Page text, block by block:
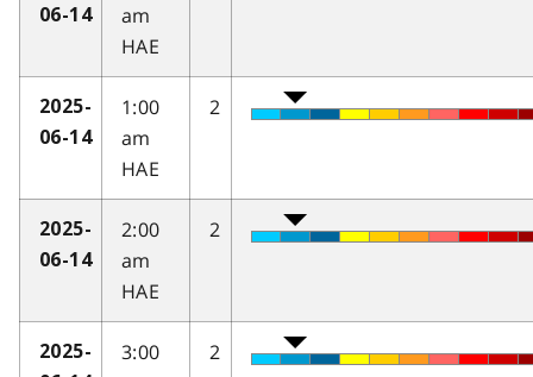
06-14
am
HAE
2025-
06-14
1:00
am
HAE
2
2025-
06-14
2:00
am
HAE
2
2025-
3:00
2